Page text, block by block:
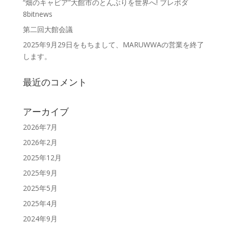
“畑のキャビア”大館市のとんぶりを世界へ! ブレボダ
8bitnews
第二回大館会議
2025年9月29日をもちまして、MARUWWAの営業を終了
します。
最近のコメント
アーカイブ
2026年7月
2026年2月
2025年12月
2025年9月
2025年5月
2025年4月
2024年9月